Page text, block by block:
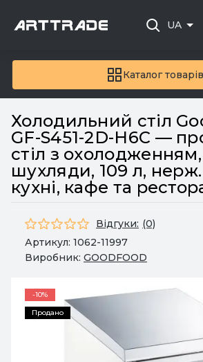
Каталог товарів
UA
Холодильний стіл
GF-S451-2D-H6C —
стіл з
шухляди, 109 л,
кухні, кафе та
Відгуки: (0)
Артикул: 1062-11997
Виробник: GOODFOOD
-10%
Продано